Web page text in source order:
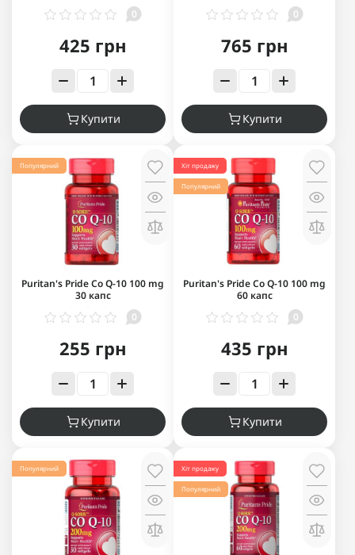
0
425 грн
Купити
0
765 грн
Купити
Популярний
Puritan's Pride Co Q-10 100 mg
30 капс
0
255 грн
Купити
Хіт продажу
Популярний
Puritan's Pride Co Q-10 100 mg
60 капс
0
435 грн
Купити
Популярний Хіт продажу
Популярний